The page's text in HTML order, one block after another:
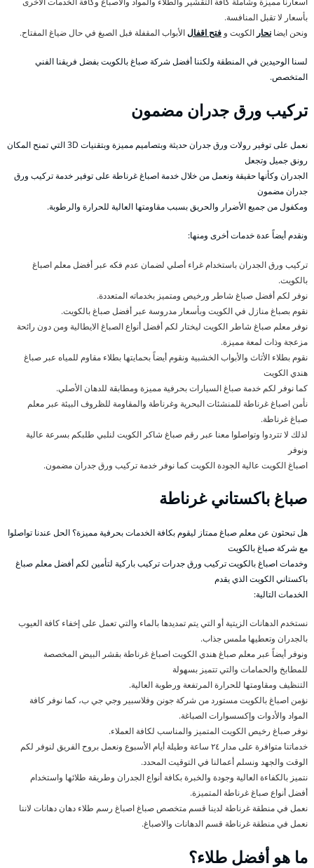
بأسعار لا تقبل المنافسة.
ونحن ايضا نحار الكويت و فتح اقفالالأبواب المقفلة فبل الصبغ في حال ضياغ المفتاح.
لسنا الوحيدين في المنطقة ولكننا أفضل شركة صباغ بالكويت بفضل فريقنا الفني
المتخصص.
تركيب ورق جدران مضمون
نعمل على توفير رولات ورق جدران حديثة وبتصاميم مميزة وبتقنيات 3D التي تمنح المكان
رونق جميل وتجعل
الجدران وكأنها حقيقة ونعمل من خلال خدمة اصباغ غرناطة على توفير خدمة تركيب ورق
جدران مضمون
ومكفول من جميع الأضرار والحريق بسبب مقاومتها العالية للحرارة والرطوبة.
ونقدم أيضاً عدة خدمات أخرى ومنها:
تركيب ورق الجدران باستخدام غراء أصلي لضمان عدم فكه عبر أفضل معلم اصباغ
بالكويت.
نوفر لكم أفضل صباغ شاطر ورخيص ومتميز بخدماته المتعددة.
نقوم بصباغ منازل في الكويت وبأسعار مدروسة عبر أفضل صباغ بالكويت.
نوفر معلم صباغ شاطر الكويت ليختار لكم أفضل أنواع الصباغ الايطالية ومن دون رائحة
مزعجة وذات لمعة مميزة.
نقوم بطلاء الأثاث والأبواب الخشبية ونقوم أيضاً بحمايتها بطلاء مقاوم للمياه عبر صباغ
هندي الكويت
كما نوفر لكم خدمة صباغ السيارات بحرفية مميزة ومطابقة للدهان الأصلي.
نأمن اصباغ غرناطة للمنشئات البحرية وغرناطة والمقاومة للظروف البيئة عبر معلم
صباغ غرناطة.
لذلك لا تتردوا وتواصلوا معنا عبر رقم صباغ شاكر الكويت لنلبي طلبكم بسرعة عالية
ونوفر
اصباغ الكويت عالية الجودة الكويت كما نوفر خدمة تركيب ورق جدران مضمون.
صباغ باكستاني غرناطة
هل تبحثون عن معلم صباغ ممتاز ليقوم بكافة الخدمات بحرفية مميزة؟ الحل عندنا تواصلوا
مع شركة صباغ بالكويت
وخدمات اصباغ بالكويت تركيب ورق جدرات تركيب باركية لتأمين لكم أفضل معلم صباغ
باكستاني الكويت الذي يقدم
الخدمات التالية:
نستخدم الدهانات الزيتية أو التي يتم تمديدها بالماء والتي تعمل على إخفاء كافة العيوب
بالجدران وتعطيها ملمس جذاب.
ونوفر أيضاً عبر معلم صباغ هندي الكويت اصباغ غرناطة بقشر البيض المخصصة
للمطابخ والحمامات والتي تتميز بسهولة
التنظيف ومقاومتها للحرارة المرتفعة ورطوبة العالية.
نؤمن اصباغ بالكويت مستورد من شركة جونن وفلاسبير وجي جي ب، كما نوفر كافة
المواد والأدوات وإكسسوارات الصباغة.
نوفر صباغ رخيص الكويت المتميز والمناسب لكافة العملاء.
خدماتنا متوافرة على مدار ٢٤ ساعة وطيلة أيام الأسبوع ونعمل بروح الفريق لنوفر لكم
الوقت والجهد ونسلم أعمالنا في التوقيت المحدد.
نتميز بالكفاءة العالية وجودة والخبرة بكافة أنواع الجدران وطريقة طلائها واستخدام
أفضل أنواع صباغ غرناطة المتميزة.
نعمل في منطقة غرناطة لدينا قسم متخصص صباغ اصباغ رسم طلاء دهان دهانات لاننا
نعمل في منطقة غرناطة قسم الدهانات والاصباغ.
ما هو أفضل طلاء؟